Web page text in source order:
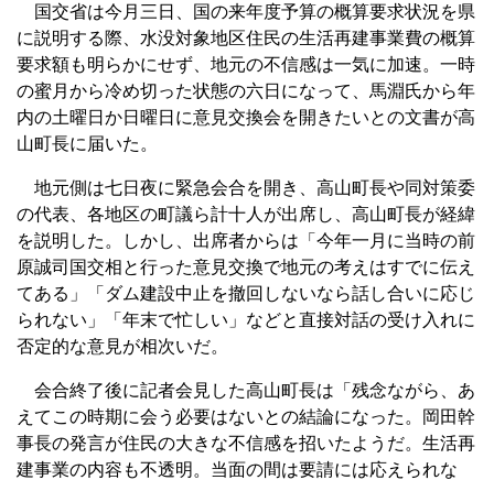
国交省は今月三日、国の来年度予算の概算要求状況を県
に説明する際、水没対象地区住民の生活再建事業費の概算
要求額も明らかにせず、地元の不信感は一気に加速。一時
の蜜月から冷め切った状態の六日になって、馬淵氏から年
内の土曜日か日曜日に意見交換会を開きたいとの文書が高
山町長に届いた。
地元側は七日夜に緊急会合を開き、高山町長や同対策委
の代表、各地区の町議ら計十人が出席し、高山町長が経緯
を説明した。しかし、出席者からは「今年一月に当時の前
原誠司国交相と行った意見交換で地元の考えはすでに伝え
てある」「ダム建設中止を撤回しないなら話し合いに応じ
られない」「年末で忙しい」などと直接対話の受け入れに
否定的な意見が相次いだ。
会合終了後に記者会見した高山町長は「残念ながら、あ
えてこの時期に会う必要はないとの結論になった。岡田幹
事長の発言が住民の大きな不信感を招いたようだ。生活再
建事業の内容も不透明。当面の間は要請には応えられな